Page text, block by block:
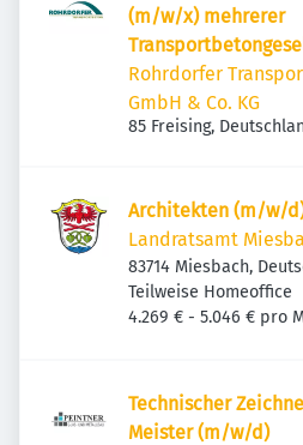
(m/w/x) mehrerer
Rohrdorfer
GmbH & Co. KG
85 Freising,
Architekten (m/w/
Landratsamt
83714 Miesbach,
Teilweise Homeoffice
4.269 € - 5.046 € pro
Technischer
Meister (m/w/d)